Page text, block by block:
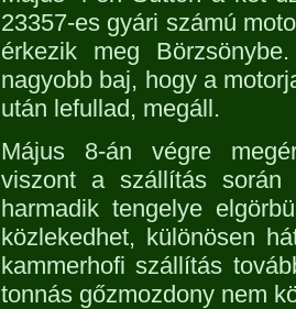
23357-es gyári számú
érkezik meg
nagyobb baj, hogy a
után lefullad, megáll.
Május 8-án végre
viszont a szállítás
harmadik tengelye
közlekedhet, különösen
kammerhofi szállítás
tonnás gőzmozdony nem